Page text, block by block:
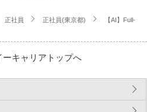
正社員 正社員(東京都)
【AI】Full-
ーキャリアトップへ